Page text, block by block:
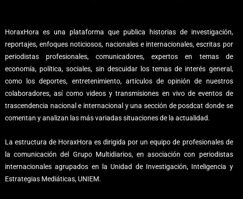
HoraxHora es una plataforma que publica historias de investigación,
reportajes, enfoques noticiosos, nacionales e internacionales, escritas por
periodistas profesionales, comunicadores, expertos en temas de
economía, política, sociales, sin descuidar los temas de interés general,
como los deportes, entretenimiento, artículos de opinión de nuestros
colaboradores, así como videos y transmisiones en vivo de eventos de
trascendencia nacional e internacional y una sección de posdcat donde se
comentan y analizan las más variadas situaciones de la actualidad.
La estructura de HoraxHora es dirigida por un equipo de profesionales de
la comunicación del Grupo Multidiarios, en asociación con periodistas
internacionales agrupados en la Unidad de Investigación, Inteligencia y
Estrategias Mediáticas, UNIEM.